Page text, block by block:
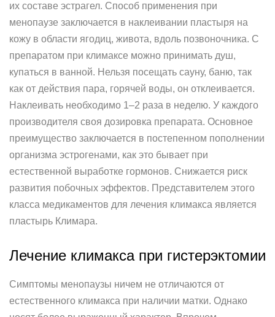
их составе эстрагел. Способ применения при
менопаузе заключается в наклеивании пластыря на
кожу в области ягодиц, живота, вдоль позвоночника. С
препаратом при климаксе можно принимать душ,
купаться в ванной. Нельзя посещать сауну, баню, так
как от действия пара, горячей воды, он отклеивается.
Наклеивать необходимо 1–2 раза в неделю. У каждого
производителя своя дозировка препарата. Основное
преимущество заключается в постепенном пополнении
организма эстрогенами, как это бывает при
естественной выработке гормонов. Снижается риск
развития побочных эффектов. Представителем этого
класса медикаментов для лечения климакса является
пластырь Климара.
Лечение климакса при гистерэктомии
Симптомы менопаузы ничем не отличаются от
естественного климакса при наличии матки. Однако